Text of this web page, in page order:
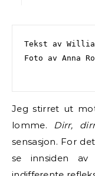
Tekst av
Foto av Anna
Jeg stirret ut
lomme. Dirr,
sensasjon. For
se innsiden